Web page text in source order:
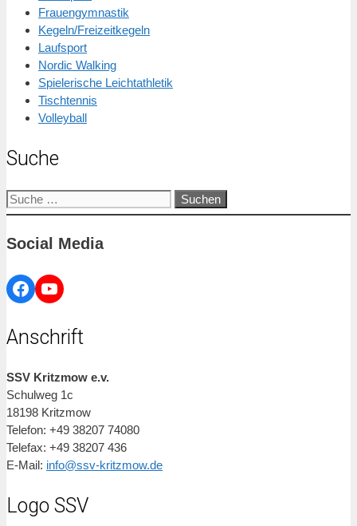
Frauengymnastik
Kegeln/Freizeitkegeln
Laufsport
Nordic Walking
Spielerische Leichtathletik
Tischtennis
Volleyball
Suche
Suche
nach:
Social Media
Facebook
YouTube
Anschrift
SSV Kritzmow e.v.
Schulweg 1c
18198 Kritzmow
Telefon: +49 38207 74080
Telefax: +49 38207 436
E-Mail: info@ssv-kritzmow.de
Logo SSV